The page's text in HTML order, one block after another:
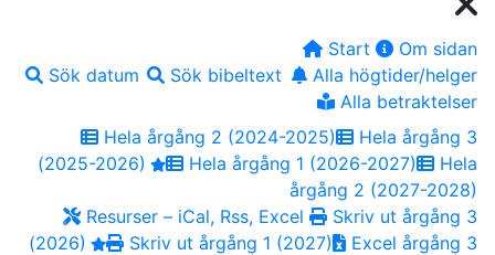
Start
Om sidan
Sök datum
Sök bibeltext
Alla högtider/helger
Alla betraktelser
Hela årgång 2 (2024-2025)
Hela årgång 3
(2025-2026)
Hela årgång 1 (2026-2027)
Hela
årgång 2 (2027-2028)
Resurser – iCal, Rss, Excel
Skriv ut årgång 3
(2026)
Skriv ut årgång 1 (2027)
Excel årgång 3